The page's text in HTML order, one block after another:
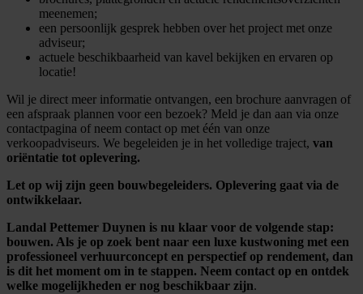
meenemen;
een persoonlijk gesprek hebben over het project met onze
adviseur;
actuele beschikbaarheid van kavel bekijken en ervaren op
locatie!
Wil je direct meer informatie ontvangen, een brochure aanvragen of
een afspraak plannen voor een bezoek? Meld je dan aan via onze
contactpagina of neem contact op met één van onze
verkoopadviseurs. We begeleiden je in het volledige traject, van
oriëntatie tot oplevering.
Let op wij zijn geen bouwbegeleiders. Oplevering gaat via de
ontwikkelaar.
Landal Pettemer Duynen is nu klaar voor de volgende stap:
bouwen. Als je op zoek bent naar een luxe kustwoning met een
professioneel verhuurconcept en perspectief op rendement, dan
is dit het moment om in te stappen. Neem contact op en ontdek
welke mogelijkheden er nog beschikbaar zijn.